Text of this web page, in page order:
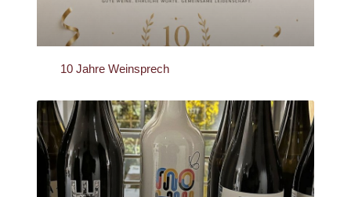
10 Jahre Weinsprech